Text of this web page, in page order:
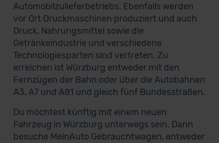
Automobilzulieferbetriebs. Ebenfalls werden
vor Ort Druckmaschinen produziert und auch
Druck, Nahrungsmittel sowie die
Getränkeindustrie und verschiedene
Technologiesparten sind vertreten. Zu
erreichen ist Würzburg entweder mit den
Fernzügen der Bahn oder über die Autobahnen
A3, A7 und A81 und gleich fünf Bundesstraßen.
Du möchtest künftig mit einem neuen
Fahrzeug in Würzburg unterwegs sein. Dann
besuche MeinAuto Gebrauchtwagen, entweder